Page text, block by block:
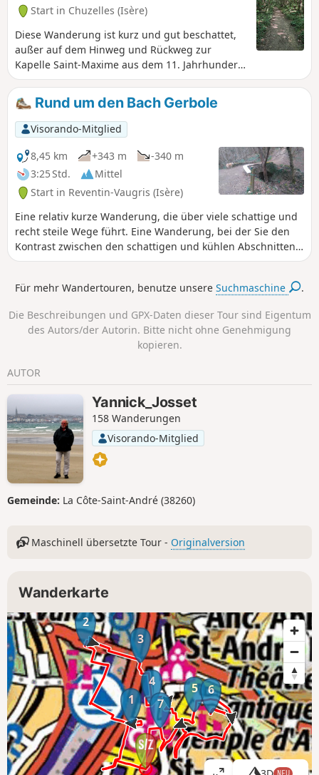
Start in Chuzelles (Isère)
Diese Wanderung ist kurz und gut beschattet,
außer auf dem Hinweg und Rückweg zur
Kapelle Saint-Maxime aus dem 11. Jahrhundert.
Sie ist für Familien geeignet. Jeder kann die
Länge dieser Wanderung ganz nach seinen
Wünschen anpassen. Man kann entweder von
der Kapelle (S/Z) oder vom Punkt (1) aus starten:
Parkmöglichkeiten gibt es in beiden Fällen.
Rund um den Bach Gerbole
Visorando-Mitglied
8,45 km
+343 m
-340 m
3:25 Std.
Mittel
Start in Reventin-Vaugris (Isère)
Eine relativ kurze Wanderung, die über viele schattige und
recht steile Wege führt. Eine Wanderung, bei der Sie den
Kontrast zwischen den schattigen und kühlen Abschnitten,
die zum Bach Gerbole führen, und den weiten Ausblicken
Côtes du Rhône genießen können.Ein Tapetenwechsel,
entfernt...
Für mehr Wandertouren, benutze unsereSuchmaschine .
Die Beschreibungen und GPX-Daten dieser Tour sind Eigentum
des Autors/der Autorin. Bitte nicht ohne Genehmigung
kopieren.
AUTOR
Yannick_Josset
158 Wanderungen
Visorando-Mitglied
Gemeinde: La Côte-Saint-André (38260)
Maschinell übersetzte Tour - Originalversion
Wanderkarte
1
2
3
4 5
6
7
NEU